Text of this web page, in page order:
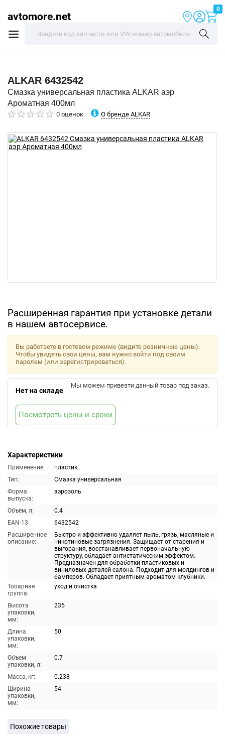
avtomore.net
0
ALKAR 6432542
Смазка универсальная пластика ALKAR аэр
Ароматная 400мл
0 оценок О бренде ALKAR
Расширенная гарантия при установке детали
в нашем автосервисе.
Характеристики
Применение:
пластик
Тип:
Смазка универсальная
Форма
выпуска:
аэрозоль
Объём, л:
0.4
EAN-13:
6432542
Расширенное
описание:
Быстро и эффективно удаляет пыль, грязь, масляные и
никотиновые загрязнения. Защищает от старения и
выгорания, восстанавливает первоначальную
структуру, обладает антистатическим эффектом.
Предназначен для обработки пластиковых и
виниловых деталей салона. Подходит для молдингов и
бамперов. Обладает приятным ароматом клубники.
Товарная
группа:
уход и очистка
Высота
упаковки,
мм:
235
Длина
упаковки,
мм:
50
Объем
упаковки, л:
0.7
Масса, кг:
0.238
Ширина
упаковки,
мм:
54
Вы работаете в гостевом режиме (видите розничные цены).
Чтобы увидеть свои цены, вам нужно войти под своим
паролем (или зарегистрироваться).
Нет на складе
Мы можем привезти данный товар под заказ.
Посмотреть цены и сроки
Похожие товары